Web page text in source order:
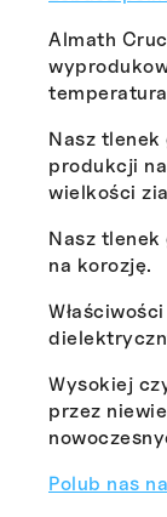
Almath
Nasz
produkcji
wielkości
Nasz
na korozję.
Wysokiej
przez
Polub nas